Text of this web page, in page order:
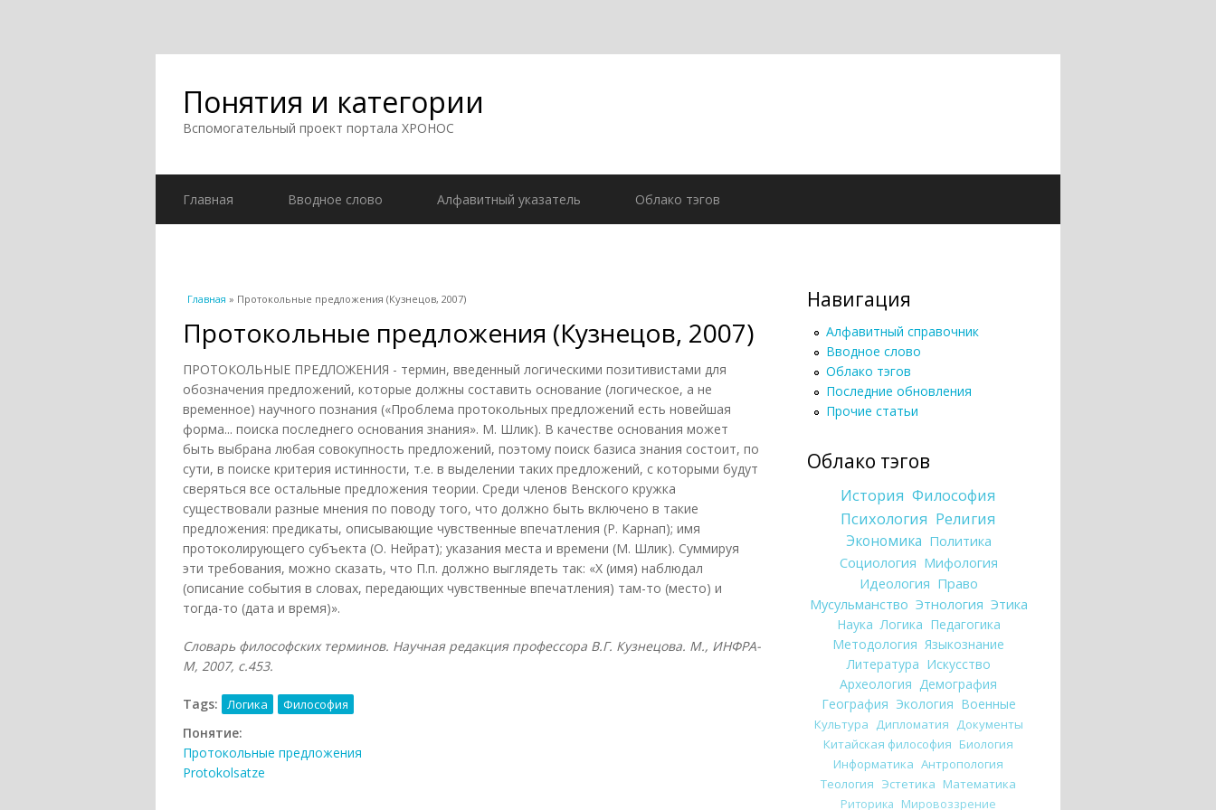
Понятия и категории
Вспомогательный проект портала ХРОНОС
Главная Вводное слово Алфавитный указатель Облако тэгов
Вы здесь
Главная » Протокольные предложения (Кузнецов, 2007)
Протокольные предложения (Кузнецов, 2007)
ПРОТОКОЛЬНЫЕ ПРЕДЛОЖЕНИЯ - термин, введенный логическими позитивистами для
обозначения предложений, которые должны составить основание (логическое, а не
временное) научного познания («Проблема протокольных предложений есть новейшая
форма... поиска последнего основания знания». М. Шлик). В качестве основания может
быть выбрана любая совокупность предложений, поэтому поиск базиса знания состоит, по
сути, в поиске критерия истинности, т.е. в выделении таких предложений, с которыми будут
сверяться все остальные предложения теории. Среди членов Венского кружка
существовали разные мнения по поводу того, что должно быть включено в такие
предложения: предикаты, описывающие чувственные впечатления (Р. Карнап); имя
протоколирующего субъекта (О. Нейрат); указания места и времени (М. Шлик). Суммируя
эти требования, можно сказать, что П.п. должно выглядеть так: «X (имя) наблюдал
(описание события в словах, передающих чувственные впечатления) там-то (место) и
тогда-то (дата и время)».
Словарь философских терминов. Научная редакция профессора В.Г. Кузнецова. М., ИНФРА-
М, 2007, с.453.
Tags: Логика Философия
Понятие:
Протокольные предложения
Protokolsatze
Навигация
Алфавитный справочник
Вводное слово
Облако тэгов
Последние обновления
Прочие статьи
Облако тэгов
История Философия
Психология Религия
Экономика Политика
Социология Мифология
Идеология Право
Мусульманство Этнология Этика
Наука Логика Педагогика
Методология Языкознание
Литература Искусство
Археология Демография
География Экология Военные
Культура Дипломатия Документы
Китайская философия Биология
Информатика Антропология
Теология Эстетика Математика
Риторика Мировоззрение